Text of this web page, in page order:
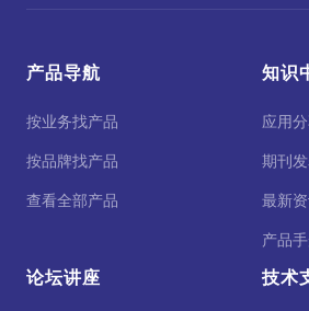
产品导航
按业务找产品
按品牌找产品
查看全部产品
知识
应用
期刊
最新
产品
论坛讲座 技术